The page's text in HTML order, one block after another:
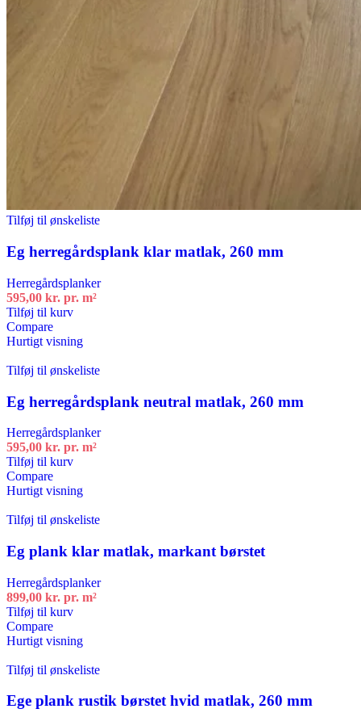
Tilføj til ønskeliste
Eg herregårdsplank klar matlak, 260 mm
Herregårdsplanker
595,00 kr. pr. m²
Tilføj til kurv
Compare
Hurtigt visning
Tilføj til ønskeliste
Eg herregårdsplank neutral matlak, 260 mm
Herregårdsplanker
595,00 kr. pr. m²
Tilføj til kurv
Compare
Hurtigt visning
Tilføj til ønskeliste
Eg plank klar matlak, markant børstet
Herregårdsplanker
899,00 kr. pr. m²
Tilføj til kurv
Compare
Hurtigt visning
Tilføj til ønskeliste
Ege plank rustik børstet hvid matlak, 260 mm